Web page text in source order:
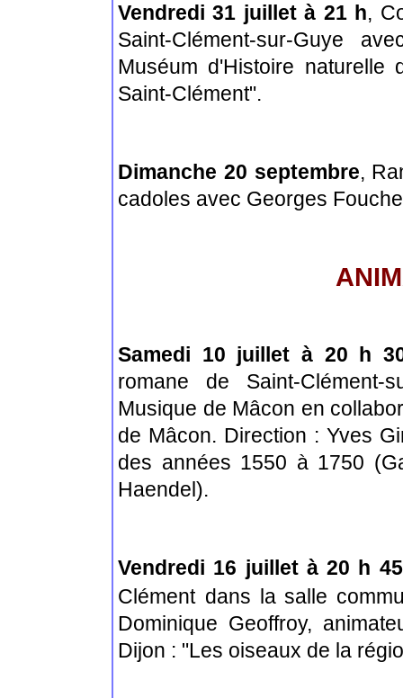
Vendredi 31 juillet à 21 h,
Saint-Clément-sur-Guye
Muséum d'Histoire
Saint-Clément".
Dimanche 20 septembre,
cadoles avec Georges
Samedi 10 juillet à 20 h
romane de Saint-Clément-
Musique de Mâcon en
de Mâcon. Direction : Yves
des années 1550 à 1750
Haendel).
Vendredi 16 juillet à 20 h 45
Clément dans la salle
Dominique Geoffroy,
Dijon : "Les oiseaux de la